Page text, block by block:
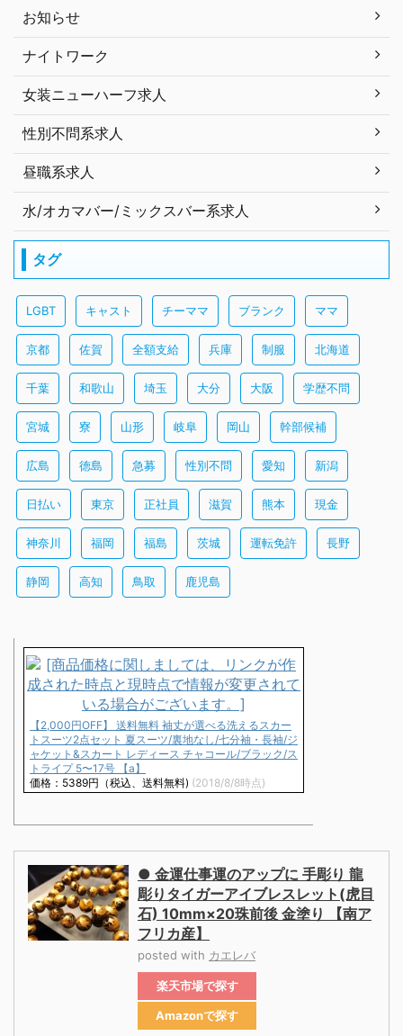
お知らせ
ナイトワーク
女装ニューハーフ求人
性別不問系求人
昼職系求人
水/オカマバー/ミックスバー系求人
タグ
LGBT キャスト チーママ ブランク ママ
京都 佐賀 全額支給 兵庫 制服 北海道
千葉 和歌山 埼玉 大分 大阪 学歴不問
宮城 寮 山形 岐阜 岡山 幹部候補
広島 徳島 急募 性別不問 愛知 新潟
日払い 東京 正社員 滋賀 熊本 現金
神奈川 福岡 福島 茨城 運転免許 長野
静岡 高知 鳥取 鹿児島
【2,000円OFF】 送料無料 袖丈が選べる洗えるスカー
トスーツ2点セット 夏スーツ/裏地なし/七分袖・長袖/ジ
ャケット&スカート レディース チャコール/ブラック/ス
トライプ 5〜17号 【a】
価格：5389円（税込、送料無料) (2018/8/8時点)
● 金運仕事運のアップに 手彫り 龍
彫りタイガーアイブレスレット(虎目
石) 10mm×20珠前後 金塗り 【南ア
フリカ産】
posted with カエレバ
楽天市場
Amazon